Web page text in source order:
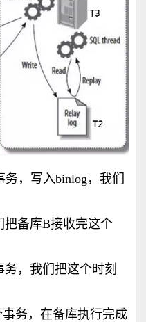
务，写入binlog，我们
把备库B接收完这个
务，我们把这个时刻
务，在备库执行完成